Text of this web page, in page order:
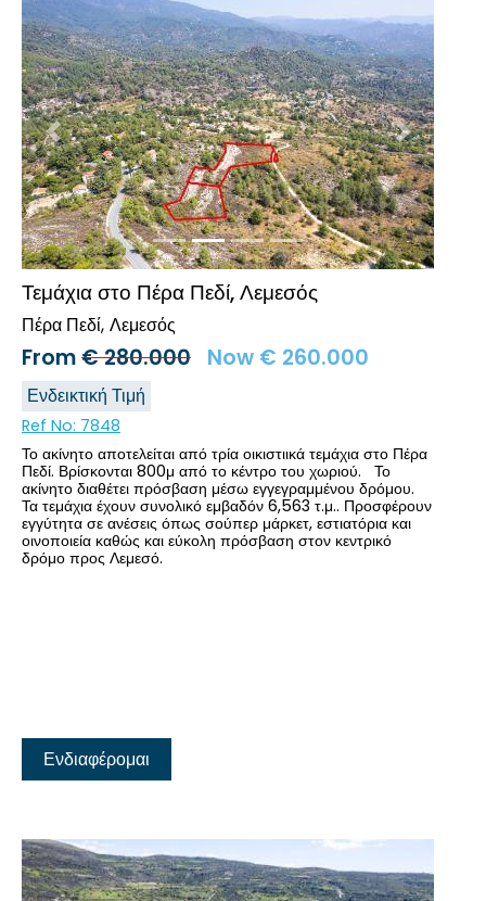
Προηγούμενο Επόμενο
Τεμάχια στο Πέρα Πεδί, Λεμεσός
Πέρα Πεδί Λεμεσός
From€280.000 Now € 260.000
Ενδεικτική Τιμή
Ref No: 7848
Το ακίνητο αποτελείται από τρία οικιστιικά τεμάχια στο Πέρα
Πεδί. Βρίσκονται 800μ από το κέντρο του χωριού. Το
ακίνητο διαθέτει πρόσβαση μέσω εγγεγραμμένου δρόμου.
Τα τεμάχια έχουν συνολικό εμβαδόν 6,563 τ.μ.. Προσφέρουν
εγγύτητα σε ανέσεις όπως σούπερ μάρκετ, εστιατόρια και
οινοποιεία καθώς και εύκολη πρόσβαση στον κεντρικό
δρόμο προς Λεμεσό.
Ενδιαφέρομαι